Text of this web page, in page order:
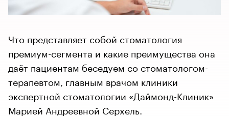
Что представляет собой стоматология
премиум-сегмента и какие преимущества она
даёт пациентам беседуем со стоматологом-
терапевтом, главным врачом клиники
экспертной стоматологии «Даймонд-Клиник»
Марией Андреевной Серхель.